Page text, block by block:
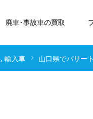
廃車･事故車の買取
輸入車 山口県でパサー